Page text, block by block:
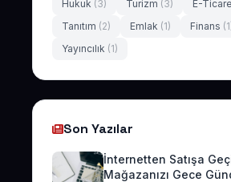
Hukuk (3) Turizm (3) E-
Tanıtım (2) Emlak (1) Finans
Yayıncılık (1)
Son Yazılar
İnternetten Satışa
Mağazanızı Gece